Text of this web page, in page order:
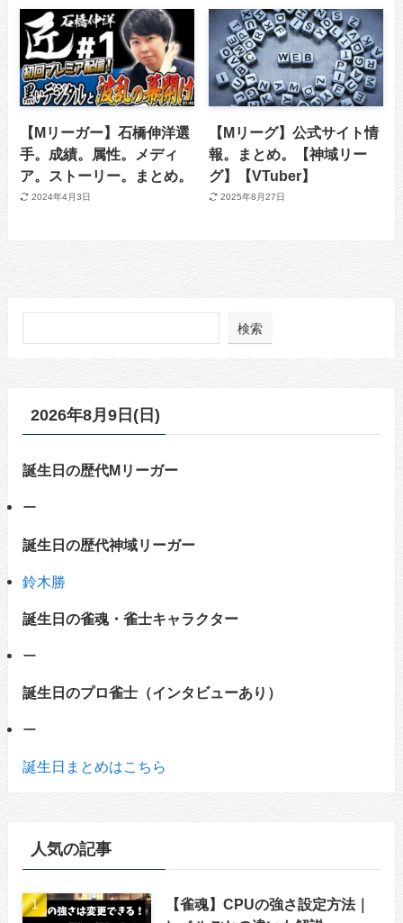
【Mリーガー】石橋伸洋選
手。成績。属性。メディ
ア。ストーリー。まとめ。
2024年4月3日
【Mリーグ】公式サイト情
報。まとめ。【神域リー
グ】【VTuber】
2025年8月27日
検索
2026年8月9日(日)
誕生日の歴代Mリーガー
ー
誕生日の歴代神域リーガー
鈴木勝
誕生日の雀魂・雀士キャラクター
ー
誕生日のプロ雀士（インタビューあり）
ー
誕生日まとめはこちら
人気の記事
【雀魂】CPUの強さ設定方法｜